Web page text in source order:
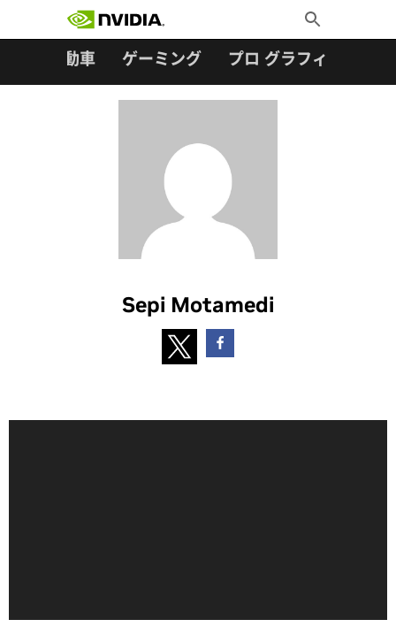
Toggle
Search
自動車 ゲーミング プロ グラフィックス
Sepi Motamedi